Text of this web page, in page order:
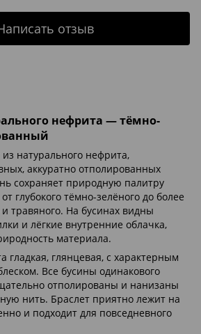
отзыв
нефрита — тёмно-
натурального нефрита,
аккуратно отполированных
сохраняет природную палитру
глубокого тёмно-зелёного до более
и травяного. На бусинах видны
и лёгкие внутренние облачка,
материала.
гладкая, глянцевая, с характерным
Все бусины одинакового
отполированы и нанизаны
нить. Браслет приятно лежит на
и подходит для повседневного